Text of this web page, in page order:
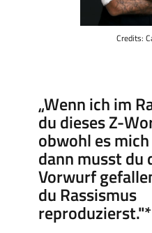
„Wenn ich im
du dieses Z-
obwohl es
dann musst du
Vorwurf
du Rassismus
reproduzierst."*
Credits: